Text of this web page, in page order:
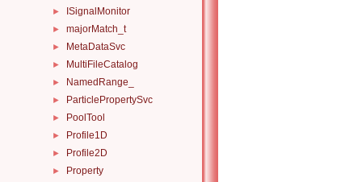
► ISignalMonitor
► majorMatch_t
► MetaDataSvc
► MultiFileCatalog
► NamedRange_
► ParticlePropertySvc
► PoolTool
► Profile1D
► Profile2D
►
Property